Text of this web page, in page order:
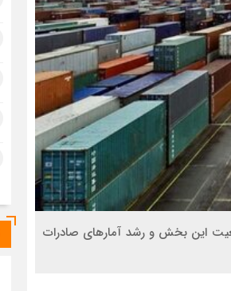
نخست سال ۱۴۰۰ حاکی از بهبود وضعیت این بخش و رشد آمارهای صادرات